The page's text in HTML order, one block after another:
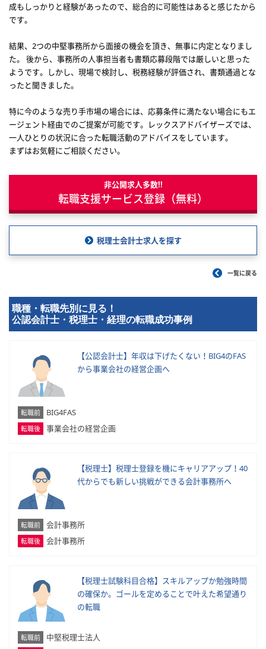
成もしっかりと経験があったので、総合的に可能性はあると感じたから
です。
結果、2つの中堅事務所から面接の機会を頂き、無事に内定となりまし
た。 後から、事務所の人事担当者も書類応募段階では厳しいと思った
ようです。しかし、現場で検討し、税務経験が評価され、書類通過とな
ったと聞きました。
特に今のような売り手市場の場合には、応募条件に満たない場合にもエ
ージェント経由でのご提案が可能です。レックスアドバイザーズでは、
一人ひとりの状況に合った転職活動のアドバイスをしています。
まずはお気軽にご相談ください。
非公開求人多数!!
転職支援サービス登録（無料）
税理士会計士求人を探す
一覧に戻る
職種・転職先別に見る！
公認会計士・税理士・経理の転職成功事例
【公認会計士】年収は下げたくない！BIG4のFAS
から事業会社の経営企画へ
転職前 BIG4FAS
転職後 事業会社の経営企画
【税理士】税理士登録を機にキャリアアップ！40
代からでも新しい挑戦ができる会計事務所へ
転職前 会計事務所
転職後 会計事務所
【税理士試験科目合格】スキルアップか勉強時間
の確保か。ゴールを定めることで叶えた希望通り
の転職
転職前
中堅税理士法人